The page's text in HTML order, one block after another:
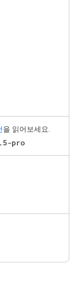
을 읽어보세요.
pro